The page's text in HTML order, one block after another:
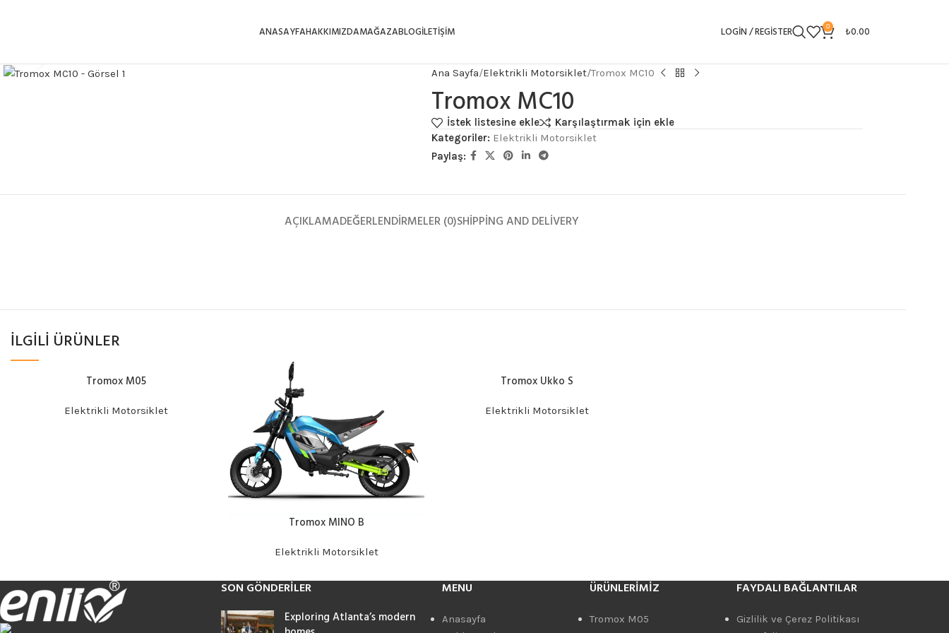
ANASAYFAHAKKIMIZDAMAĞAZABLOGİLETIŞIM LOGIN / REGISTER 0 ₺0.00
Ana Sayfa Elektrikli Motorsiklet Tromox MC10
Tromox MC10
İstek listesine ekle
Karşılaştırmak için ekle
Kategoriler: Elektrikli Motorsiklet
Paylaş:
AÇIKLAMADEĞERLENDIRMELER (0)SHIPPING AND DELIVERY
İLGİLİ ÜRÜNLER
Tromox M05
Elektrikli Motorsiklet
DEVAMINI OKUTromox MINO B
Elektrikli Motorsiklet
Tromox Ukko S
Elektrikli Motorsiklet
SON GÖNDERILER
Exploring Atlanta’s modern
MENU
Anasayfa
ÜRÜNLERIMIZ
Tromox M05
FAYDALI BAĞLANTILAR
Gizlilik ve Çerez Politikası